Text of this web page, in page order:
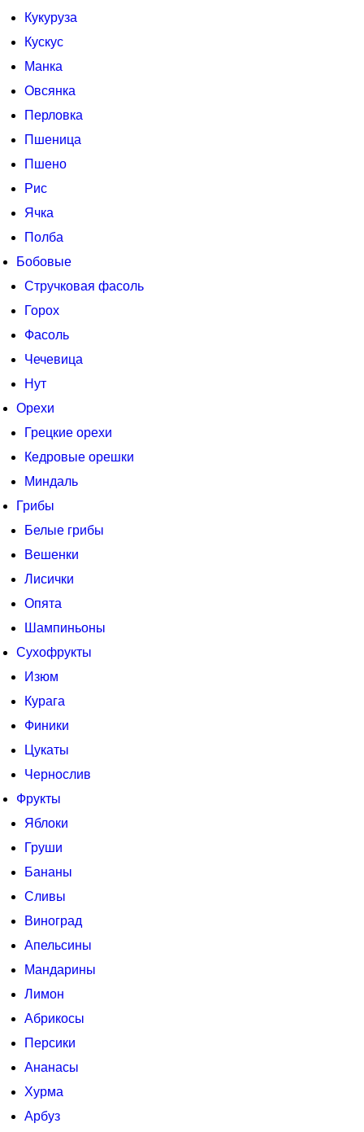
Кукуруза
Кускус
Манка
Овсянка
Перловка
Пшеница
Пшено
Рис
Ячка
Полба
Бобовые
Стручковая фасоль
Горох
Фасоль
Чечевица
Нут
Орехи
Грецкие орехи
Кедровые орешки
Миндаль
Грибы
Белые грибы
Вешенки
Лисички
Опята
Шампиньоны
Сухофрукты
Изюм
Курага
Финики
Цукаты
Чернослив
Фрукты
Яблоки
Груши
Бананы
Сливы
Виноград
Апельсины
Мандарины
Лимон
Абрикосы
Персики
Ананасы
Хурма
Арбуз